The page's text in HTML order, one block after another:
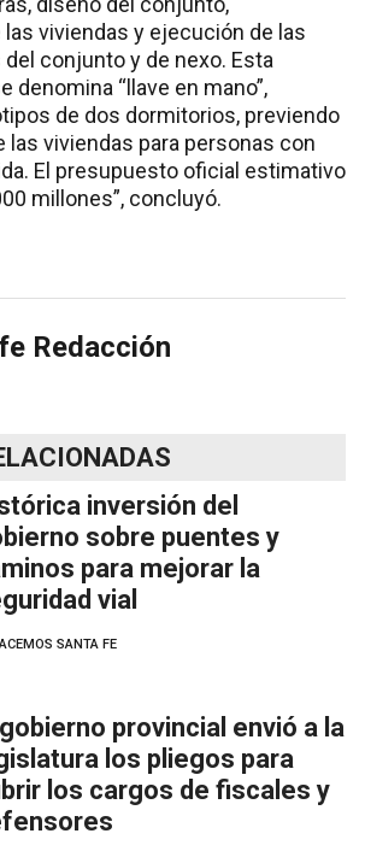
viviendas y ejecución de las
conjunto y de nexo. Esta
denomina “llave en mano”,
de dos dormitorios, previendo
las viviendas para personas con
El presupuesto oficial estimativo
millones”, concluyó.
Redacción
inversión del
sobre puentes y
para mejorar la
vial
SANTA FE
provincial envió a la
los pliegos para
los cargos de fiscales y